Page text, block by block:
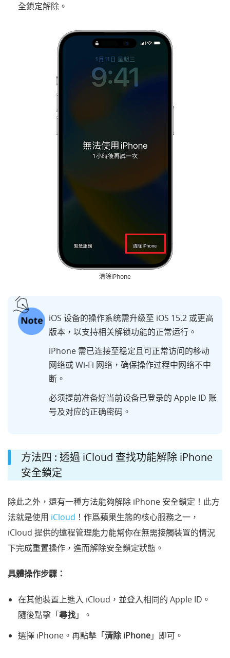
全鎖定解除。
清除iPhone
iOS 设备的操作系统需升级至 iOS 15.2 或更高
版本，以支持相关解锁功能的正常运行。
iPhone 需已连接至稳定且可正常访问的移动
网络或 Wi-Fi 网络，确保操作过程中网络不中
断。
必须提前准备好当前设备已登录的 Apple ID 账
号及对应的正确密码。
方法四 : 透過 iCloud 查找功能解除 iPhone
安全鎖定
除此之外，還有一種方法能夠解除 iPhone 安全鎖定！此方
法就是使用 iCloud ！作爲蘋果生態的核心服務之一，
iCloud 提供的遠程管理能力能幫你在無需接觸裝置的情況
下完成重置操作，進而解除安全鎖定狀態。
具體操作步驟：
在其他裝置上進入 iCloud，並登入相同的 Apple ID。
隨後點擊「尋找」。
選擇 iPhone。再點擊「清除 iPhone」即可。